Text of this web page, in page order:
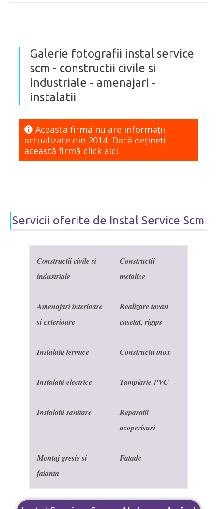
Galerie fotografii instal service
scm - constructii civile si
industriale - amenajari -
instalatii
Această firmă nu are informaţii
actualizate din 2014. Dacă dețineți
această firmă click aici.
Servicii oferite de Instal Service Scm
Constructii civile si
industriale
Constructii
metalice
Amenajari interioare
si exterioare
Realizare tavan
casetat, rigips
Instalatii termice Constructii inox
Instalatii electrice Tamplarie PVC
Instalatii sanitare
Reparatii
acoperisuri
Montaj gresie si
faianta
Fatade